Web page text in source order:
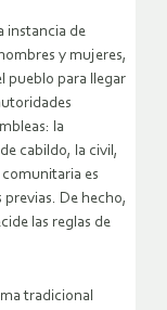
instancia de
y mujeres,
pueblo para llegar
la
cabildo, la civil,
comunitaria es
De hecho,
las reglas de
tradicional